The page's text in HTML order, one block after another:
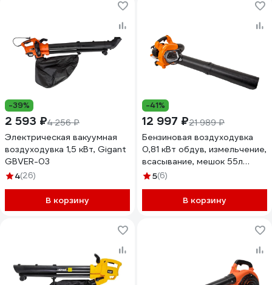
-39%
2 593 ₽4 256 ₽
Электрическая вакуумная
воздуходувка 1,5 кВт, Gigant
GBVER-03
4(26)
В корзину
-41%
12 997 ₽21 989 ₽
Бензиновая воздуходувка
0,81 кВт обдув, измельчение,
всасывание, мешок 55л
Gigant LU-04
5(6)
В корзину